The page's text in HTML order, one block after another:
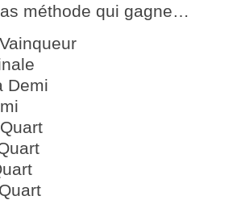
méthode qui gagne…
Demi